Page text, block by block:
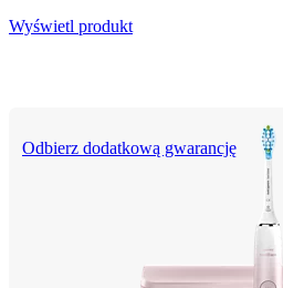
Wyświetl produkt
Odbierz dodatkową gwarancję